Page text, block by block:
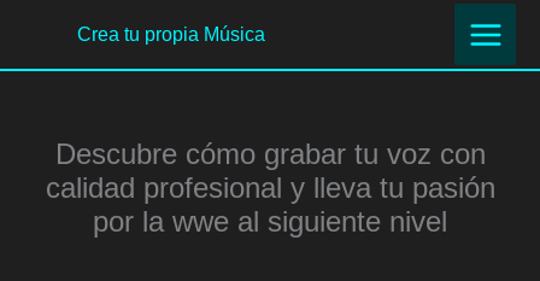
contenido
Crea tu propia Música
Descubre cómo grabar tu voz con
calidad profesional y lleva tu pasión
por la wwe al siguiente nivel